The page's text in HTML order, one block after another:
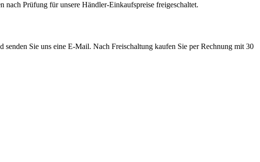
Prüfung für unsere Händler-Einkaufspreise freigeschaltet.
Sie uns eine E-Mail. Nach Freischaltung kaufen Sie per Rechnung mit 30